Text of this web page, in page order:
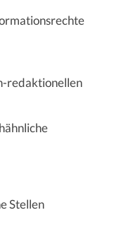
redaktionellen
Stellen